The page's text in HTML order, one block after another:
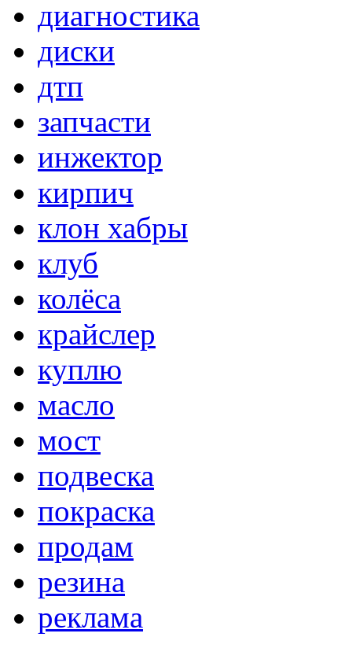
диагностика
диски
дтп
запчасти
инжектор
кирпич
клон хабры
клуб
колёса
крайслер
куплю
масло
мост
подвеска
покраска
продам
резина
реклама